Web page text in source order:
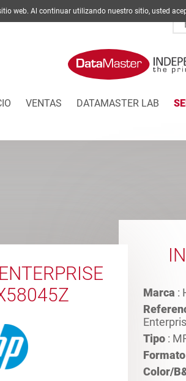
VENTAS DATAMASTER LAB
Marca :
Tipo :
Color/
web. Al continuar utilizando nuestro sitio,